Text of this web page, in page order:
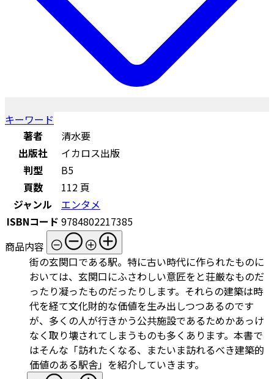
キーワード
著者
清水要
出版社
イカロス出版
判型
B5
頁数
112 頁
ジャンル
エンタメ
ISBNコード 9784802217385
商品内容
街の玄関口である駅。特に古い時代に作られたものに
おいては、玄関口にふさわしい意匠をと荘厳なものだ
ったり凝ったものだったりします。それらの建築は時
代を経て文化財的な価値を生み出しつつあるのです
が、多くの人が行きかう公共施設であるためかあっけ
なく取り壊されてしまうものも多くあります。本書で
はそんな「訪れたくなる、またいま訪れるべき建築的
価値のある駅舎」を紹介していきます。